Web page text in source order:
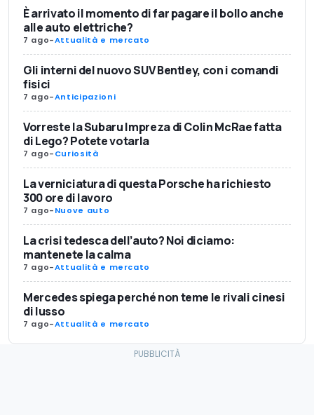
È arrivato il momento di far pagare il bollo anche
alle auto elettriche?
7 ago-Attualità e mercato
Gli interni del nuovo SUV Bentley, con i comandi
fisici
7 ago-Anticipazioni
Vorreste la Subaru Impreza di Colin McRae fatta
di Lego? Potete votarla
7 ago-Curiosità
La verniciatura di questa Porsche ha richiesto
300 ore di lavoro
7 ago-Nuove auto
La crisi tedesca dell’auto? Noi diciamo:
mantenete la calma
7 ago-Attualità e mercato
Mercedes spiega perché non teme le rivali cinesi
di lusso
7 ago-Attualità e mercato